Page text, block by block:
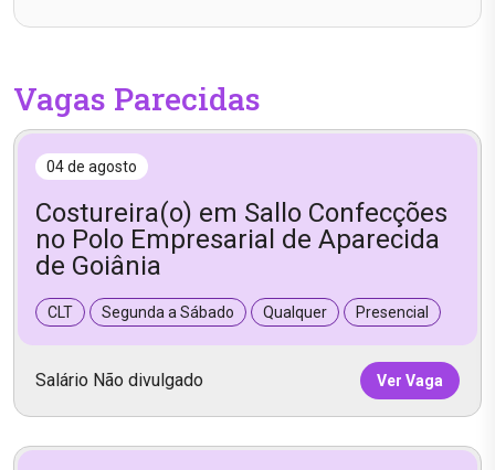
Vagas Parecidas
04 de agosto
Costureira(o) em Sallo Confecções
no Polo Empresarial de Aparecida
de Goiânia
CLT Segunda a Sábado Qualquer Presencial
Salário Não divulgado Ver Vaga